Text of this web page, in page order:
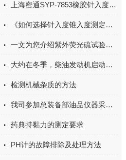
上海密通SYP-7853橡胶针入度锥入度测定仪试验步骤
《如何选择针入度锥入度测定仪》
一文为您介绍紫外荧光硫试验器的优点
大约在冬季，柴油发动机启动困难解析
检测机械杂质的方法
我司参加总装备部油品仪器采购并中标
药典持黏力的测定要求
PH计的故障排除及处理方法